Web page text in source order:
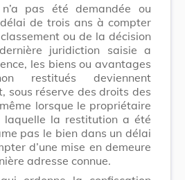
pas été demandée ou
de trois ans à compter
ou de la décision
juridiction saisie a
les biens ou avantages
restitués deviennent
sous réserve des droits des
lorsque le propriétaire
laquelle la restitution a été
pas le bien dans un délai
d’une mise en demeure
adresse connue.